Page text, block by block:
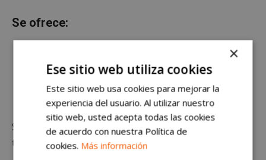
Se ofrece:
El horario es de comercio de lunes a viernes y sábado
Salario según convenio y valía del puesto de trabajo.
Solicitar oferta a través del email o número de
teléfono indicados.
×
Ese sitio web utiliza cookies
Este sitio web usa cookies para mejorar la
experiencia del usuario. Al utilizar nuestro
sitio web, usted acepta todas las cookies
de acuerdo con nuestra Política de
cookies. Más información